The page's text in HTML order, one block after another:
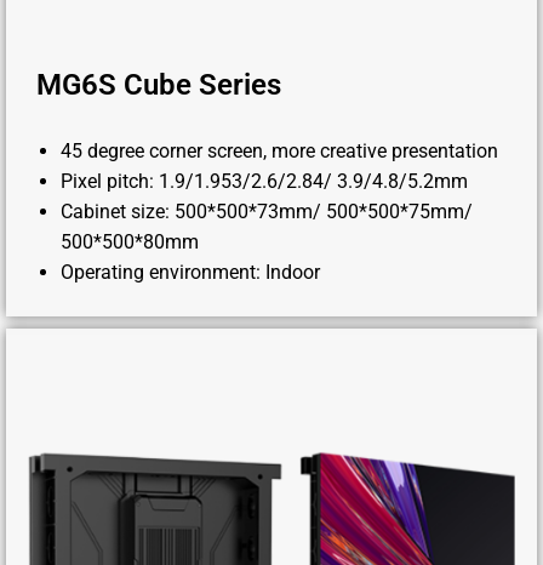
MG6S Cube Series
45 degree corner screen, more creative presentation
Pixel pitch: 1.9/1.953/2.6/2.84/ 3.9/4.8/5.2mm
Cabinet size: 500*500*73mm/ 500*500*75mm/
500*500*80mm
Operating environment: Indoor